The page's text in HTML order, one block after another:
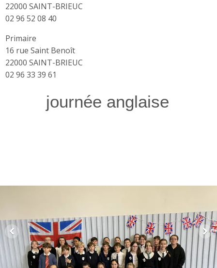
22000 SAINT-BRIEUC
02 96 52 08 40
Primaire
16 rue Saint Benoît
22000 SAINT-BRIEUC
02 96 33 39 61
journée anglaise